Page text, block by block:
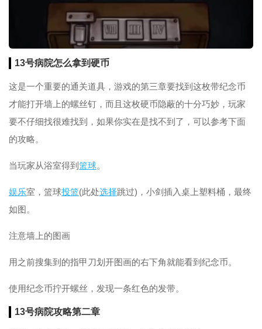
13号病院怎么拿到硬币
这是一个重要的通关道具，游戏的第三章要找到这枚带纪念币
才能打开墙上的螺丝钉，而且这枚硬币隐蔽的十分巧妙，玩家
要不仔细找很难找到，如果你实在是找不到了，可以参考下面
的攻略。
当玩家从浴室得到 篮球。
娱乐室，篮球投篮(此处选择跳过)，小剑插入桌上塑料桶，最终
如图。
注意墙上的图画
用之前搜集到的指甲刀划开图画的右下角就能看到纪念币。
使用纪念币拧开螺丝，发现一条红色的发带。
13号病院攻略第二章